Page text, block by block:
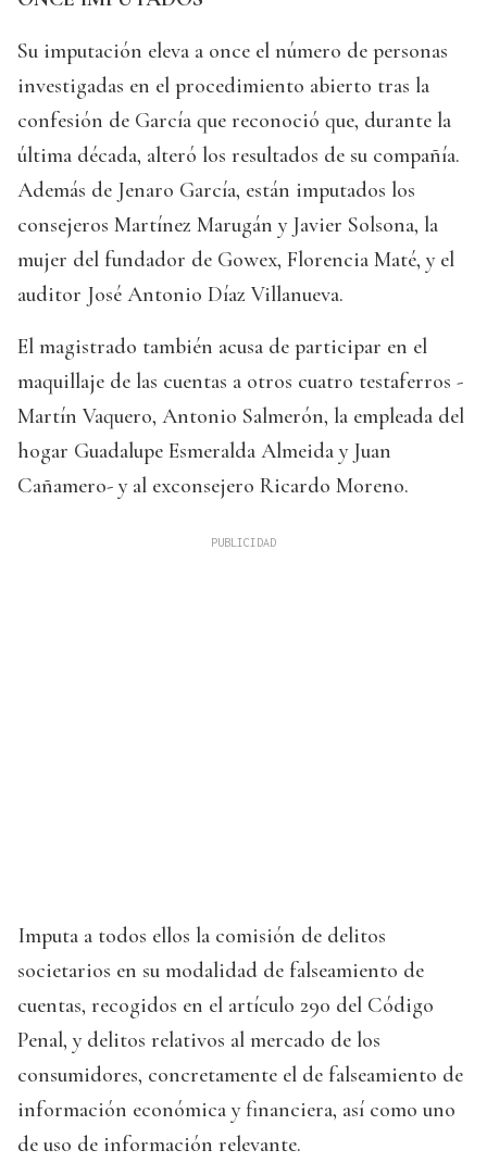
Su imputación eleva a once el número de personas
investigadas en el procedimiento abierto tras la
confesión de García que reconoció que, durante la
última década, alteró los resultados de su compañía.
Además de Jenaro García, están imputados los
consejeros Martínez Marugán y Javier Solsona, la
mujer del fundador de Gowex, Florencia Maté, y el
auditor José Antonio Díaz Villanueva.
El magistrado también acusa de participar en el
maquillaje de las cuentas a otros cuatro testaferros -
Martín Vaquero, Antonio Salmerón, la empleada del
hogar Guadalupe Esmeralda Almeida y Juan
Cañamero- y al exconsejero Ricardo Moreno.
Imputa a todos ellos la comisión de delitos
societarios en su modalidad de falseamiento de
cuentas, recogidos en el artículo 290 del Código
Penal, y delitos relativos al mercado de los
consumidores, concretamente el de falseamiento de
información económica y financiera, así como uno
de uso de información relevante.